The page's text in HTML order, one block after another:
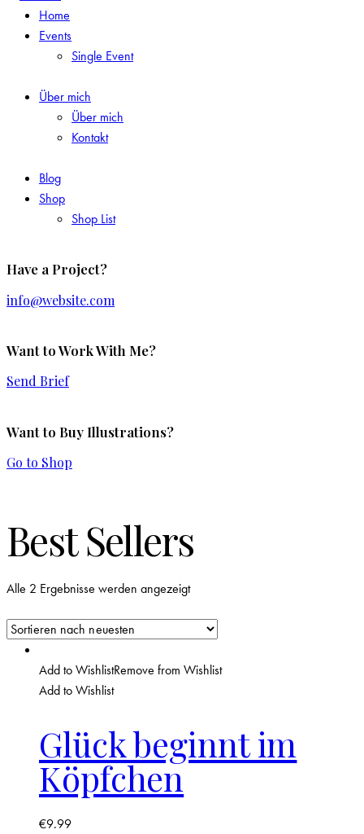
Home
Events
Single Event
Über mich
Über mich
Kontakt
Blog
Shop
Shop List
Have a Project?
info@website.com
Want to Work With Me?
Send Brief
Want to Buy Illustrations?
Go to Shop
Best Sellers
Alle 2 Ergebnisse werden angezeigtNach
sortiert
Add to WishlistRemove from Wishlist
Add to Wishlist
Glück beginnt im
Köpfchen
€9.99